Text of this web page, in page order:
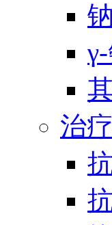
治